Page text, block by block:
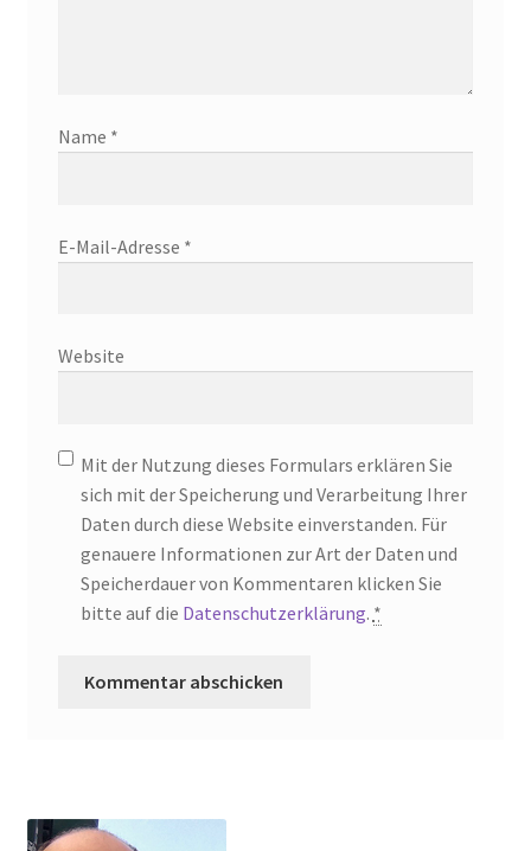
Name *
E-Mail-Adresse *
Website
Mit der Nutzung dieses Formulars erklären Sie
sich mit der Speicherung und Verarbeitung Ihrer
Daten durch diese Website einverstanden. Für
genauere Informationen zur Art der Daten und
Speicherdauer von Kommentaren klicken Sie
bitte auf die Datenschutzerklärung. *